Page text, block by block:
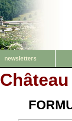
newsletters